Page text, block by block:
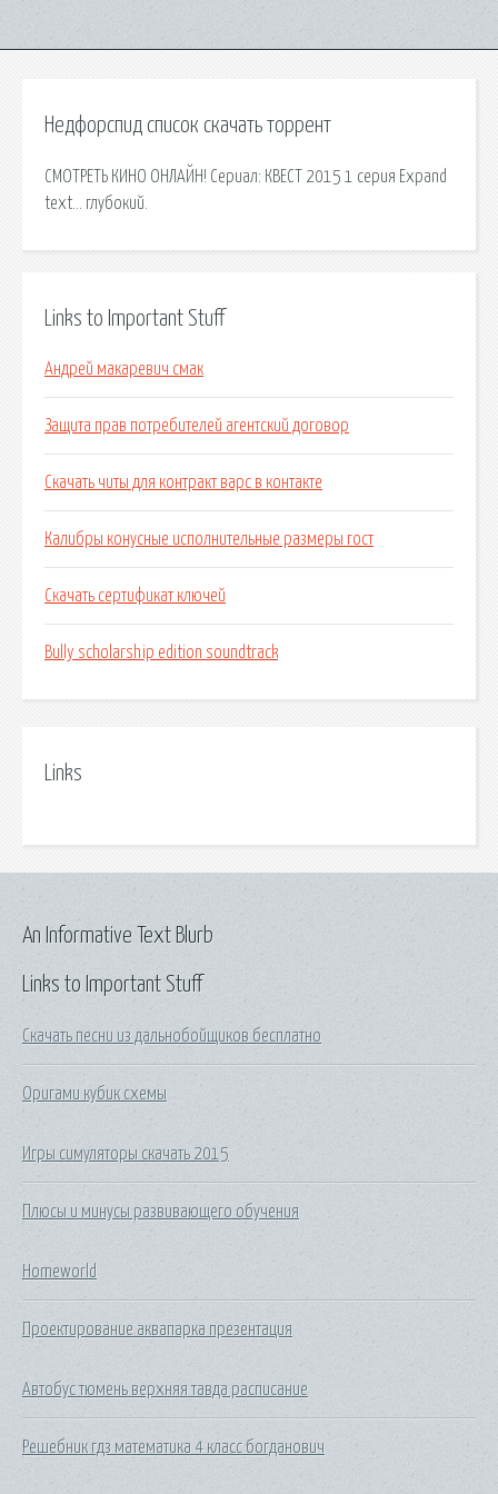
Недфорспид список скачать торрент
СМОТРЕТЬ КИНО ОНЛАЙН! Сериал: КВЕСТ 2015 1 серия Expand
text… глубокий.
Links to Important Stuff
Андрей макаревич смак
Защита прав потребителей агентский договор
Скачать читы для контракт варс в контакте
Калибры конусные исполнительные размеры гост
Скачать сертификат ключей
Bully scholarship edition soundtrack
Links
Links to Important Stuff
Скачать песни из дальнобойщиков бесплатно
Оригами кубик схемы
Игры симуляторы скачать 2015
Плюсы и минусы развивающего обучения
Homeworld
Проектирование аквапарка презентация
Автобус тюмень верхняя тавда расписание
Решебник гдз математика 4 класс богданович
An Informative Text Blurb